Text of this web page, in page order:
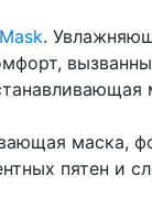
.
маска,
пятен и